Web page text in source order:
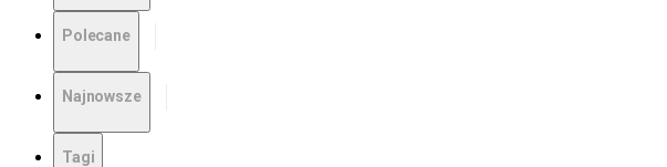
Polecane
Najnowsze
Tagi